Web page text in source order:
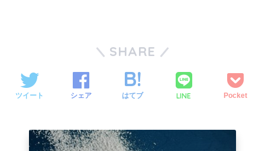
SHARE
ツイート シェア はてブ LINE Pocket